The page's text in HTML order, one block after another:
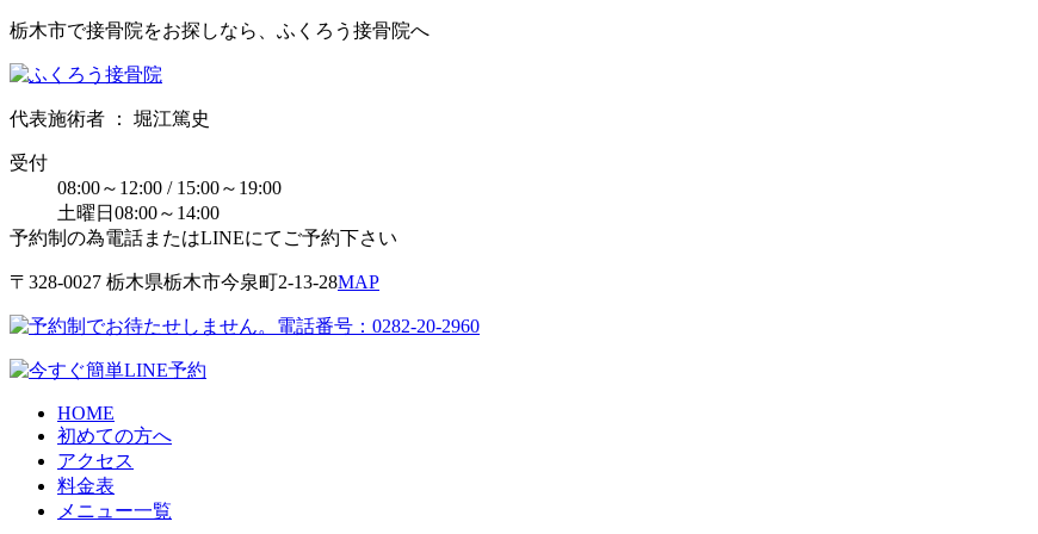
栃木市で接骨院をお探しなら、ふくろう接骨院へ
代表施術者 ： 堀江篤史
受付
08:00～12:00 / 15:00～19:00
土曜日08:00～14:00
予約制の為電話またはLINEにてご予約下さい
〒328-0027 栃⽊県栃⽊市今泉町2-13-28MAP
HOME
初めての方へ
アクセス
料金表
メニュー一覧